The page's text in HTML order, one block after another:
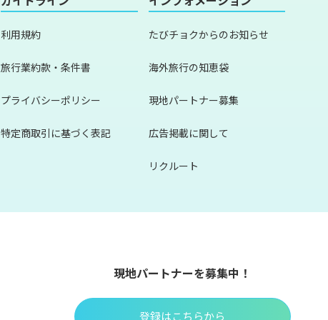
利用規約
旅行業約款・条件書
プライバシーポリシー
特定商取引に基づく表記
たびチョクからのお知らせ
海外旅行の知恵袋
現地パートナー募集
広告掲載に関して
リクルート
現地パートナーを募集中！
登録はこちらから